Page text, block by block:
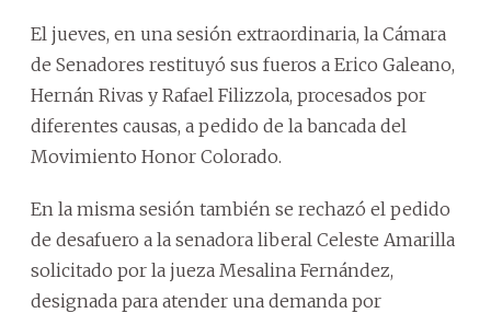
El jueves, en una sesión extraordinaria, la Cámara
de Senadores restituyó sus fueros a Erico Galeano,
Hernán Rivas y Rafael Filizzola, procesados por
diferentes causas, a pedido de la bancada del
Movimiento Honor Colorado.
En la misma sesión también se rechazó el pedido
de desafuero a la senadora liberal Celeste Amarilla
solicitado por la jueza Mesalina Fernández,
designada para atender una demanda por